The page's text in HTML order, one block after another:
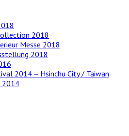
2018
Messe 2018
2018
2014 – Hsinchu City / Taiwan
2014